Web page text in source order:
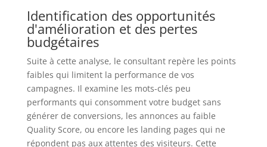
Identification des opportunités
d'amélioration et des pertes
budgétaires
Suite à cette analyse, le consultant repère les points
faibles qui limitent la performance de vos
campagnes. Il examine les mots-clés peu
performants qui consomment votre budget sans
générer de conversions, les annonces au faible
Quality Score, ou encore les landing pages qui ne
répondent pas aux attentes des visiteurs. Cette